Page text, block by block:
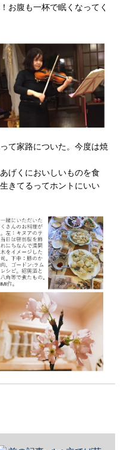
お腹も一杯で眠くなってく
て家路についた。今度は焼
げくにおいしいものを食
きてるってホントにいい